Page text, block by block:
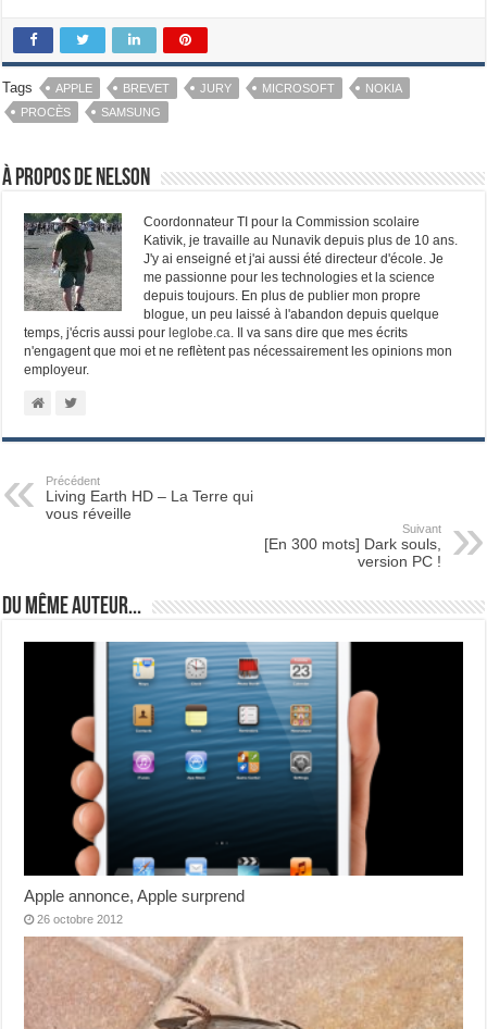
Tags APPLE BREVET JURY MICROSOFT
NOKIA
PROCÈS
SAMSUNG
À propos de Nelson
Coordonnateur TI pour la Commission scolaire
Kativik, je travaille au Nunavik depuis plus de 10 ans.
J'y ai enseigné et j'ai aussi été directeur d'école. Je
me passionne pour les technologies et la science
depuis toujours. En plus de publier mon propre
blogue, un peu laissé à l'abandon depuis quelque
temps, j'écris aussi pour leglobe.ca. Il va sans dire que mes écrits
n'engagent que moi et ne reflètent pas nécessairement les opinions mon
employeur.
Précédent
Living Earth HD – La Terre qui
vous réveille
Suivant
[En 300 mots] Dark souls,
version PC !
Du même auteur...
Apple annonce, Apple surprend
26 octobre 2012